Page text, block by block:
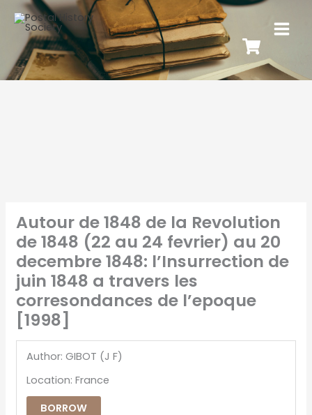
Autour de 1848 de la Revolution
de 1848 (22 au 24 fevrier) au 20
decembre 1848: l’Insurrection de
juin 1848 a travers les
corresondances de l’epoque
[1998]
Author: GIBOT (J F)
Location: France
BORROW